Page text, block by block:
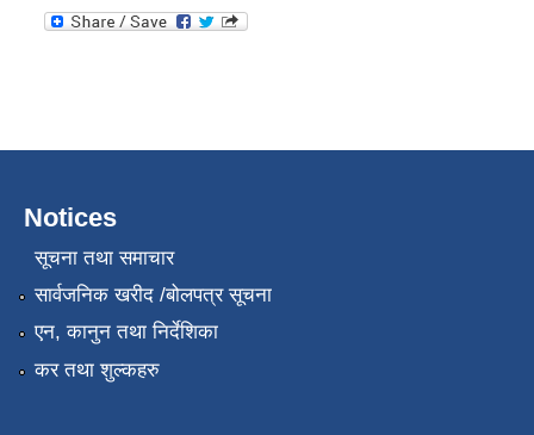
Notices
सूचना तथा समाचार
सार्वजनिक खरीद /बोलपत्र सूचना
एन, कानुन तथा निर्देशिका
कर तथा शुल्कहरु